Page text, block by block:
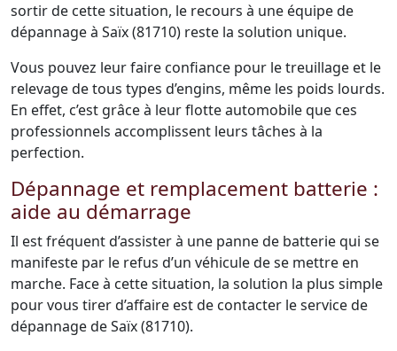
sortir de cette situation, le recours à une équipe de
dépannage à Saïx (81710) reste la solution unique.
Vous pouvez leur faire confiance pour le treuillage et le
relevage de tous types d’engins, même les poids lourds.
En effet, c’est grâce à leur flotte automobile que ces
professionnels accomplissent leurs tâches à la
perfection.
Dépannage et remplacement batterie :
aide au démarrage
Il est fréquent d’assister à une panne de batterie qui se
manifeste par le refus d’un véhicule de se mettre en
marche. Face à cette situation, la solution la plus simple
pour vous tirer d’affaire est de contacter le service de
dépannage de Saïx (81710).